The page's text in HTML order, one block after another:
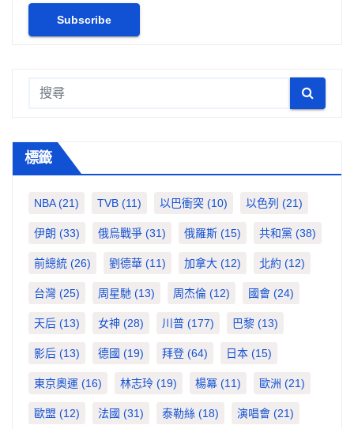
標籤
NBA(21) TVB (11) 以巴衝突 (10) 以色列 (21)
伊朗 (33) 俄烏戰爭 (31) 俄羅斯 (15) 共和黨 (38)
前總統 (26) 劉德華 (11) 加拿大 (12) 北約 (12)
台灣 (25) 周星馳 (13) 周杰倫 (12) 國會 (24)
天后 (13) 女神 (28) 川普 (177) 巴黎 (13)
影后 (13) 德國 (19) 拜登 (64) 日本 (15)
東京奧運 (16) 林志玲 (19) 楊冪 (11) 歐洲 (21)
歐盟 (12) 法國 (31) 泰勒絲 (18) 演唱會 (21)